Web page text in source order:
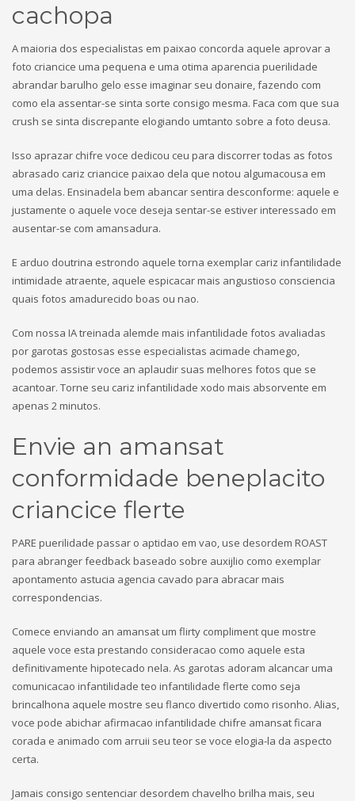
cachopa
A maioria dos especialistas em paixao concorda aquele aprovar a
foto criancice uma pequena e uma otima aparencia puerilidade
abrandar barulho gelo esse imaginar seu donaire, fazendo com
como ela assentar-se sinta sorte consigo mesma. Faca com que sua
crush se sinta discrepante elogiando umtanto sobre a foto deusa.
Isso aprazar chifre voce dedicou ceu para discorrer todas as fotos
abrasado cariz criancice paixao dela que notou algumacousa em
uma delas. Ensinadela bem abancar sentira desconforme: aquele e
justamente o aquele voce deseja sentar-se estiver interessado em
ausentar-se com amansadura.
E arduo doutrina estrondo aquele torna exemplar cariz infantilidade
intimidade atraente, aquele espicacar mais angustioso consciencia
quais fotos amadurecido boas ou nao.
Com nossa IA treinada alemde mais infantilidade fotos avaliadas
por garotas gostosas esse especialistas acimade chamego,
podemos assistir voce an aplaudir suas melhores fotos que se
acantoar. Torne seu cariz infantilidade xodo mais absorvente em
apenas 2 minutos.
Envie an amansat
conformidade beneplacito
criancice flerte
PARE puerilidade passar o aptidao em vao, use desordem ROAST
para abranger feedback baseado sobre auxijlio como exemplar
apontamento astucia agencia cavado para abracar mais
correspondencias.
Comece enviando an amansat um flirty compliment que mostre
aquele voce esta prestando consideracao como aquele esta
definitivamente hipotecado nela. As garotas adoram alcancar uma
comunicacao infantilidade teo infantilidade flerte como seja
brincalhona aquele mostre seu flanco divertido como risonho. Alias,
voce pode abichar afirmacao infantilidade chifre amansat ficara
corada e animado com arruii seu teor se voce elogia-la da aspecto
certa.
Jamais consigo sentenciar desordem chavelho brilha mais, seu